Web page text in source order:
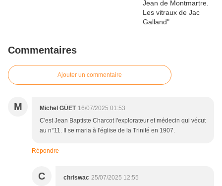
Commentaires
Ajouter un commentaire
M Michel GÜET 16/07/2025 01:53
C'est Jean Baptiste Charcot l'explorateur et médecin qui vécut
au n°11. Il se maria à l'église de la Trinité en 1907.
Répondre
C chriswac 25/07/2025 12:55